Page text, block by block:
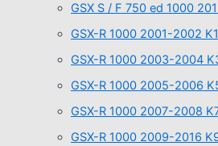
GSX S / F 750 ed 1000
GSX-R 1000 2001-2002
GSX-R 1000 2003-2004
GSX-R 1000 2005-2006
GSX-R 1000 2007-2008
GSX-R 1000 2009-2016